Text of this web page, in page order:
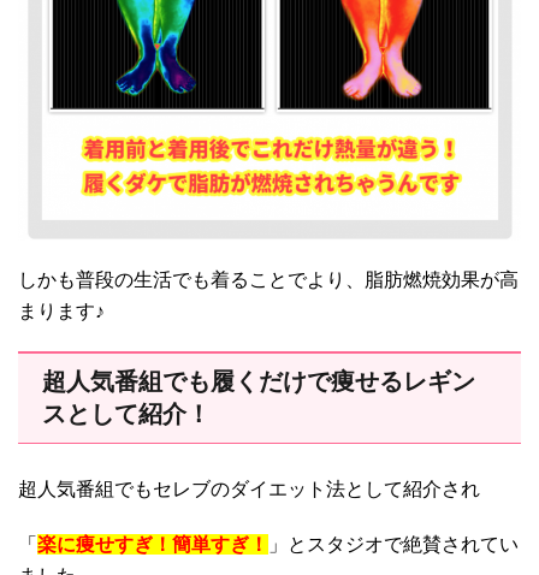
しかも普段の生活でも着ることでより、脂肪燃焼効果が高
まります♪
超人気番組でも履くだけで痩せるレギン
スとして紹介！
超人気番組でもセレブのダイエット法として紹介され
「 楽に痩せすぎ！簡単すぎ！
」とスタジオで絶賛されてい